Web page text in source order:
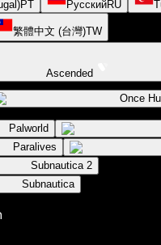
PT РусскийRU
繁體中文 (台灣)TW
Ascended
Once
Palworld
Paralives
Subnautica 2
Subnautica